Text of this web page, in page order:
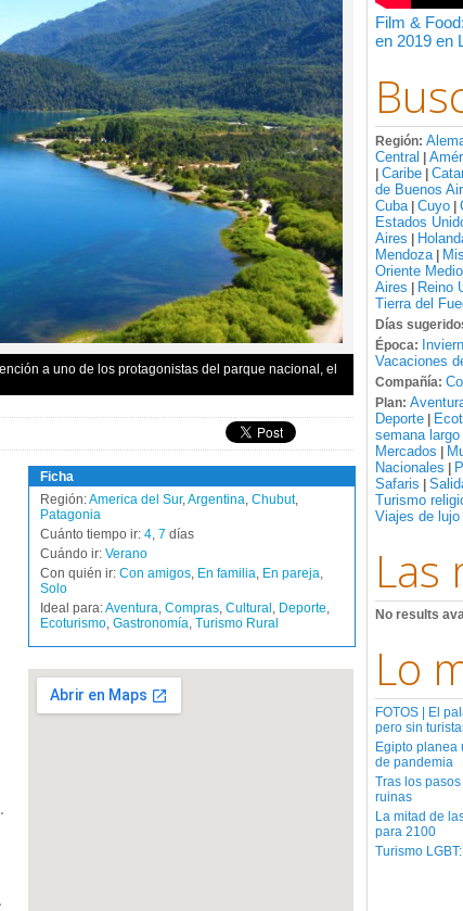
Film &
en 2019 en
Región:
Central
Caribe
de Buenos
Cuba| Cuyo
Estados
Aires
Mendoza|
Oriente Medio
Aires
Reino
Tierra del
Días
Época:
Vacaciones
Compañía:
Plan:
Deporte
semana largo
Mercados
Nacionales
Safaris
Turismo
Viajes de lujo
Las
No results
Lo
FOTOS | El
pero sin
Egipto planea
de pandemia
Tras los
ruinas
La mitad de
para 2100
Turismo
a uno de los protagonistas del parque nacional, el
Ficha
Región:America del Sur,Argentina, Chubut,
Patagonia
Cuánto tiempo ir: 4, 7 días
Cuándo ir: Verano
Con quién ir: Con amigos, En familia, En pareja,
Solo
Ideal para:Aventura, Compras, Cultural , Deporte,
Ecoturismo, Gastronomía, Turismo Rural